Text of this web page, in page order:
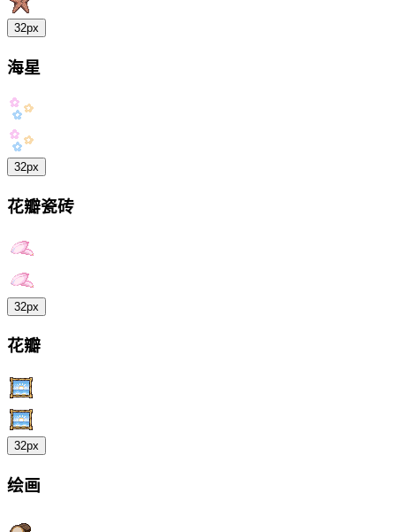
32px
海星
32px
花瓣瓷砖
32px
花瓣
32px
绘画